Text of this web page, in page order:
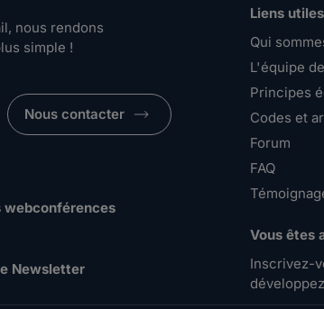
nous rendons
simple !
Nous contacter
webconférences
Newsletter
Liens
Qui
L'équipe
Principes
Codes et
Forum
FAQ
Vous êtes
Inscrivez-